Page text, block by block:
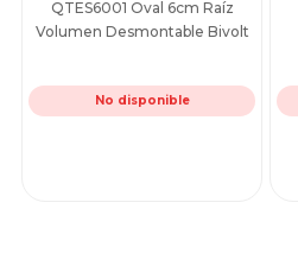
QTES6001 Oval 6cm Raíz
Volumen Desmontable Bivolt
No disponible